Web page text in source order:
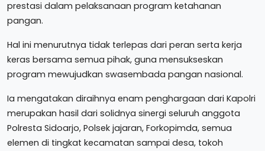
prestasi dalam pelaksanaan program ketahanan
pangan.
Hal ini menurutnya tidak terlepas dari peran serta kerja
keras bersama semua pihak, guna mensukseskan
program mewujudkan swasembada pangan nasional.
Ia mengatakan diraihnya enam penghargaan dari Kapolri
merupakan hasil dari solidnya sinergi seluruh anggota
Polresta Sidoarjo, Polsek jajaran, Forkopimda, semua
elemen di tingkat kecamatan sampai desa, tokoh